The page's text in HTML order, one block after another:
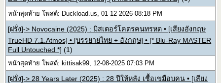
หน้าสุดท้าย โพสต์: Duckload.us, 01-12-2026 08:18 PM
[ฝรั่ง]-> Novocaine (2025) : มิสเตอร์โคตรคนทรหด • [เสียงอังกฤษ
TrueHD 7.1.Atmos] • [บรรยายไทย + อังกฤษ] • [* Blu-Ray MASTER
Full Untouched *] (1)
หน้าสุดท้าย โพสต์: kittisak99, 12-08-2025 07:03 PM
[ฝรั่ง]-> 28 Years Later (2025) : 28 ปีให้หลัง เชื้อเขมือบคน • [เสียง